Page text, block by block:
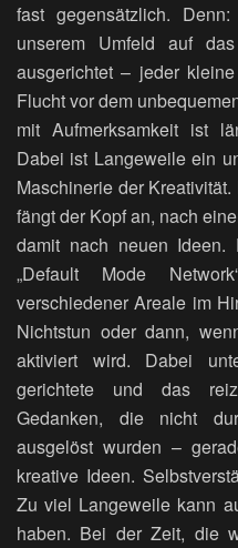
fast gegensätzlich.
unserem Umfeld auf
ausgerichtet – jeder
Flucht vor dem
mit Aufmerksamkeit ist
Dabei ist Langeweile ein
Maschinerie der
fängt der Kopf an, nach
damit nach neuen
„Default Mode
verschiedener Areale im
Nichtstun oder dann,
aktiviert wird. Dabei
gerichtete und das
Gedanken, die nicht
ausgelöst wurden –
kreative Ideen.
Zu viel Langeweile kann
haben. Bei der Zeit, die